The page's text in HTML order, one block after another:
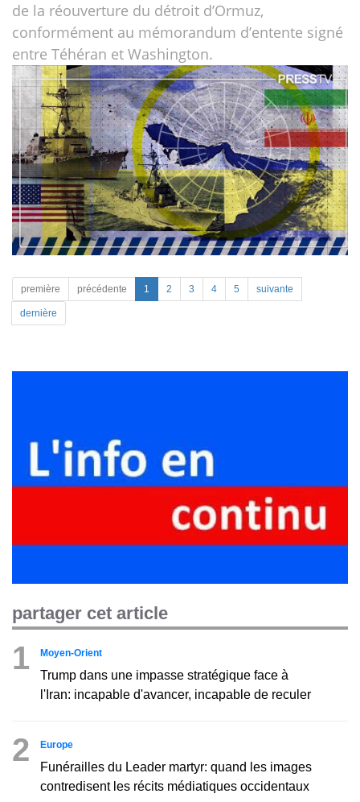
de la réouverture du détroit d’Ormuz,
conformément au mémorandum d’entente signé
entre Téhéran et Washington.
première précédente 1 2 3 4 5 suivante
dernière
partager cet article
1 Moyen-Orient
Trump dans une impasse stratégique face à
l'Iran: incapable d'avancer, incapable de reculer
2 Europe
Funérailles du Leader martyr: quand les images
contredisent les récits médiatiques occidentaux